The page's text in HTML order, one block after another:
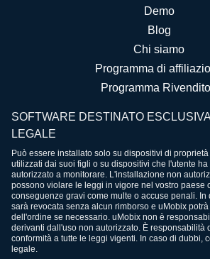
Demo
Blog
Chi siamo
Programma di
Programma
SOFTWARE DESTINATO
LEGALE
Può essere installato solo su dispositivi di
utilizzati dai suoi figli o su dispositivi che l'utente
autorizzato a monitorare. L'installazione non
possono violare le leggi in vigore nel vostro paese
conseguenze gravi come multe o accuse penali. In
sarà revocata senza alcun rimborso e uMobix
dell'ordine se necessario. uMobix non è
derivanti dall'uso non autorizzato. È responsabilità
conformità a tutte le leggi vigenti. In caso di dubbi,
legale.